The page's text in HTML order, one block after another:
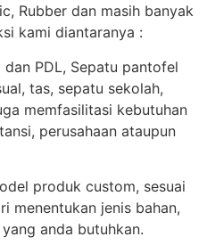
Rubber dan masih banyak
kami diantaranya :
PDL, Sepatu pantofel
tas, sepatu sekolah,
memfasilitasi kebutuhan
perusahaan ataupun
produk custom, sesuai
menentukan jenis bahan,
anda butuhkan.